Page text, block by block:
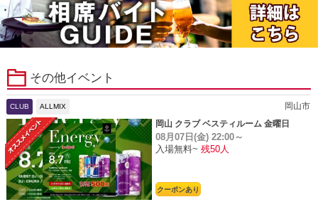
その他イベント
CLUB ALLMIX
岡山市
岡山 クラブ ベスティルーム 金曜日
08月07日(金) 22:00～
入場無料~ 残50人
クーポンあり